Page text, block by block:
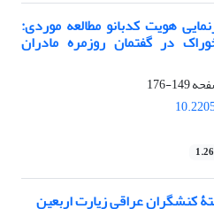
هویت کدبانو مطالعه موردی:
در گفتمان روزمره مادران
149-176
عراقی زیارت اربعین